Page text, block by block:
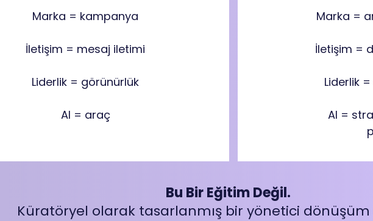
Marka = kampanya
İletişim = mesaj iletimi
Liderlik = görünürlük
AI = araç
Marka =
İletişim =
Liderlik
AI =
Bu Bir Eğitim Değil.
Küratöryel olarak tasarlanmış bir yönetici